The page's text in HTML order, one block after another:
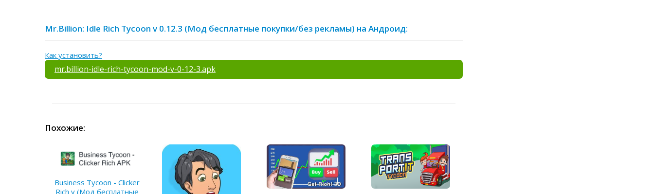
Mr.Billion: Idle Rich Tycoon v 0.12.3 (Мод бесплатные покупки/без рекламы) на Андроид:
Как установить?
mr.billion-idle-rich-tycoon-mod-v-0-12-3.apk
Похожие:
Business Tycoon - Clicker
Rich v (Мод бесплатные